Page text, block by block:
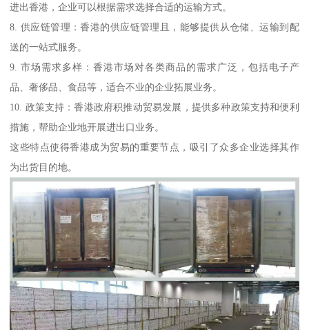
进出香港，企业可以根据需求选择合适的运输方式。
8. 供应链管理：香港的供应链管理且，能够提供从仓储、运输到配
送的一站式服务。
9. 市场需求多样：香港市场对各类商品的需求广泛，包括电子产
品、奢侈品、食品等，适合不业的企业拓展业务。
10. 政策支持：香港政府积推动贸易发展，提供多种政策支持和便利
措施，帮助企业地开展进出口业务。
这些特点使得香港成为贸易的重要节点，吸引了众多企业选择其作
为出货目的地。